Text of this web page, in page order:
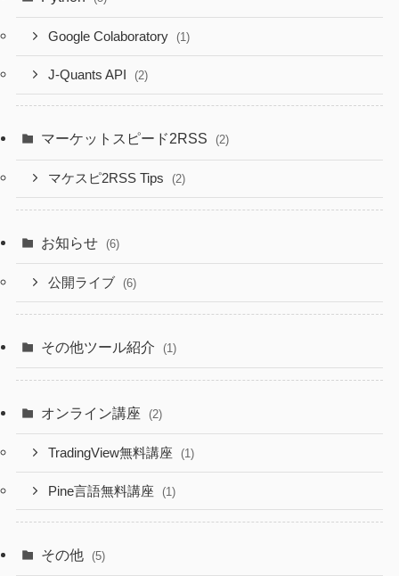
Google Colaboratory (1)
J-Quants API (2)
マーケットスピード2RSS (2)
マケスピ2RSS Tips (2)
お知らせ (6)
公開ライブ (6)
その他ツール紹介 (1)
オンライン講座 (2)
TradingView無料講座 (1)
Pine言語無料講座 (1)
その他 (5)